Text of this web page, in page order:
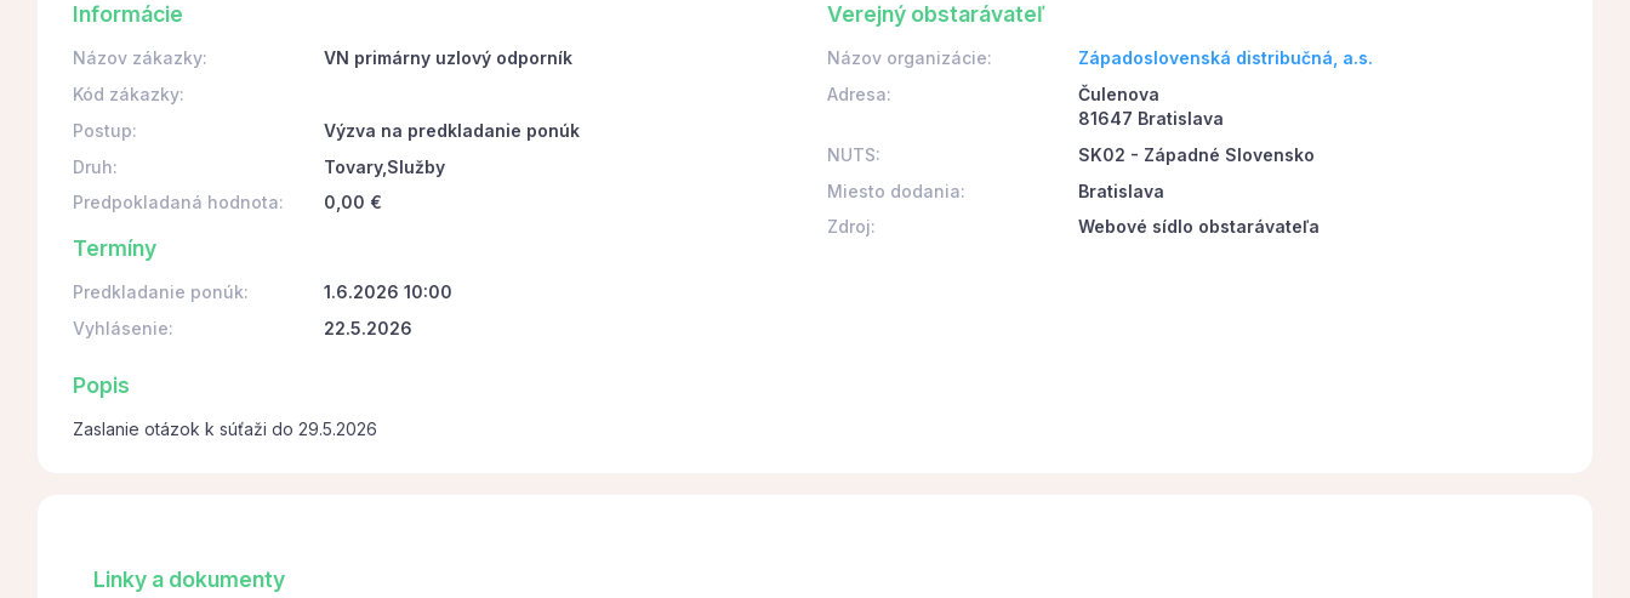
Informácie
Názov zákazky:
VN primárny uzlový odporník
Kód zákazky:
Postup:
Výzva na predkladanie ponúk
Druh:
Tovary,Služby
Predpokladaná hodnota:
0,00 €
Termíny
Predkladanie ponúk:
1.6.2026 10:00
Vyhlásenie:
22.5.2026
Verejný obstarávateľ
Názov organizácie:
Západoslovenská distribučná, a.s.
Adresa:
Čulenova
81647 Bratislava
NUTS:
SK02 - Západné Slovensko
Miesto dodania:
Bratislava
Zdroj:
Webové sídlo obstarávateľa
Popis
Zaslanie otázok k súťaži do 29.5.2026
Linky a dokumenty